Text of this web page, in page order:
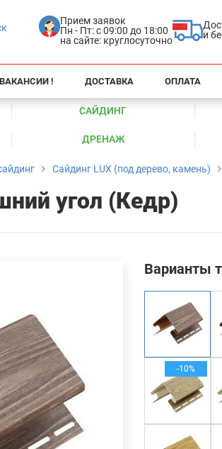
Прием заявок
Пн - Пт: с 09:00 до 18:00
на сайте: круглосуточно
и
! ДОСТАВКА ОПЛАТА
САЙДИНГ
ДРЕНАЖ
Сайдинг LUX (под дерево, камень)
угол (Кедр)
Варианты
-10%